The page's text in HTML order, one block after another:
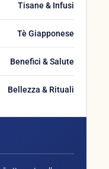
Tisane & Infusi
Tè Giapponese
Benefici & Salute
Bellezza & Rituali